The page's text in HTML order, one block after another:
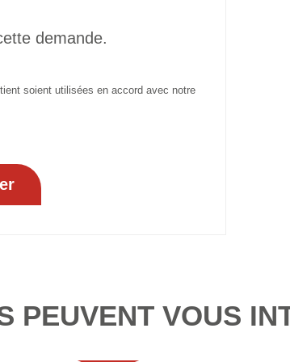
demande.
soient utilisées en accord avec notre
PEUVENT VOUS